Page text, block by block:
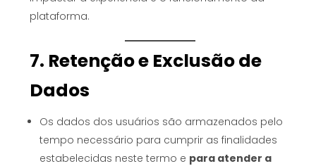
plataforma.
7. Retenção e Exclusão de
Dados
Os dados dos usuários são armazenados pelo
tempo necessário para cumprir as finalidades
estabelecidas neste termo e para atender a